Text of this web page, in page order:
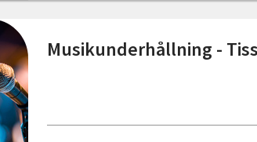
Musikunderhållning -